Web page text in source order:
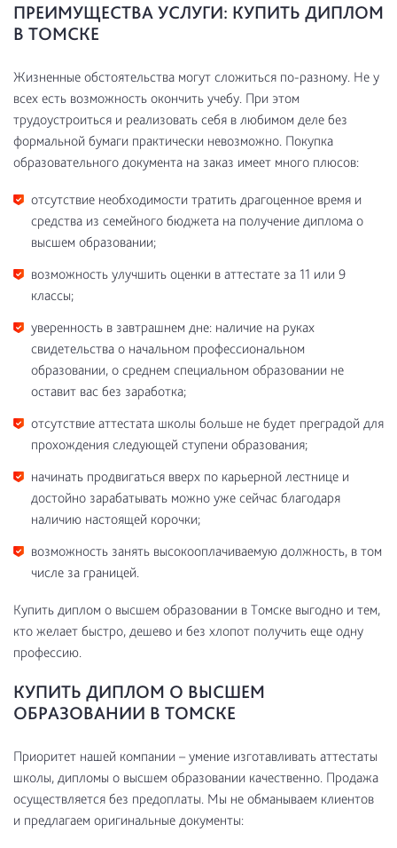
ПРЕИМУЩЕСТВА УСЛУГИ: КУПИТЬ ДИПЛОМ
В ТОМСКЕ
Жизненные обстоятельства могут сложиться по-разному. Не у
всех есть возможность окончить учебу. При этом
трудоустроиться и реализовать себя в любимом деле без
формальной бумаги практически невозможно. Покупка
образовательного документа на заказ имеет много плюсов:
отсутствие необходимости тратить драгоценное время и
средства из семейного бюджета на получение диплома о
высшем образовании;
возможность улучшить оценки в аттестате за 11 или 9
классы;
уверенность в завтрашнем дне: наличие на руках
свидетельства о начальном профессиональном
образовании, о среднем специальном образовании не
оставит вас без заработка;
отсутствие аттестата школы больше не будет преградой для
прохождения следующей ступени образования;
начинать продвигаться вверх по карьерной лестнице и
достойно зарабатывать можно уже сейчас благодаря
наличию настоящей корочки;
возможность занять высокооплачиваемую должность, в том
числе за границей.
Купить диплом о высшем образовании в Томске выгодно и тем,
кто желает быстро, дешево и без хлопот получить еще одну
профессию.
КУПИТЬ ДИПЛОМ О ВЫСШЕМ
ОБРАЗОВАНИИ В ТОМСКЕ
Приоритет нашей компании – умение изготавливать аттестаты
школы, дипломы о высшем образовании качественно. Продажа
осуществляется без предоплаты. Мы не обманываем клиентов
и предлагаем оригинальные документы: